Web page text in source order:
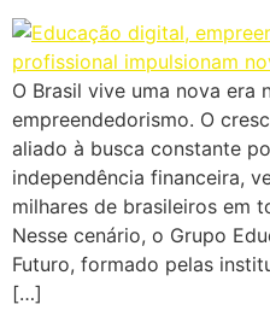
O Brasil vive uma nova era
empreendedorismo. O
aliado à busca constante
independência financeira,
milhares de brasileiros em
Nesse cenário, o Grupo
Futuro, formado pelas
[…]